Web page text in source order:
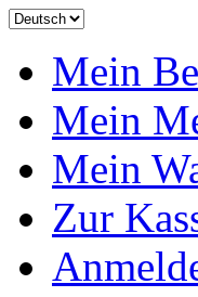
Mein
Mein
Mein
Zur